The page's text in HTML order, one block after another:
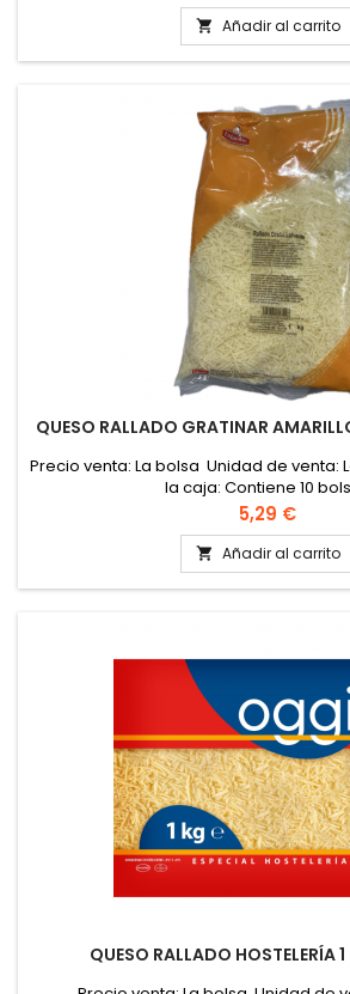
 Añadir al carrito
QUESO RALLADO GRATINAR
Precio venta: La bolsa Unidad de venta:
la caja: Contiene 10
Precio
5,29 €
 Añadir al carrito
QUESO RALLADO HOSTELERÍA